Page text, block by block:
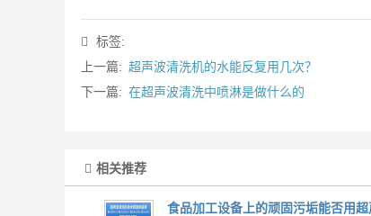
标签:
上一篇: 超声波清洗机的水能反复用几次？
下一篇: 在超声波清洗中喷淋是做什么的
相关推荐
食品加工设备上的顽固污垢能否用